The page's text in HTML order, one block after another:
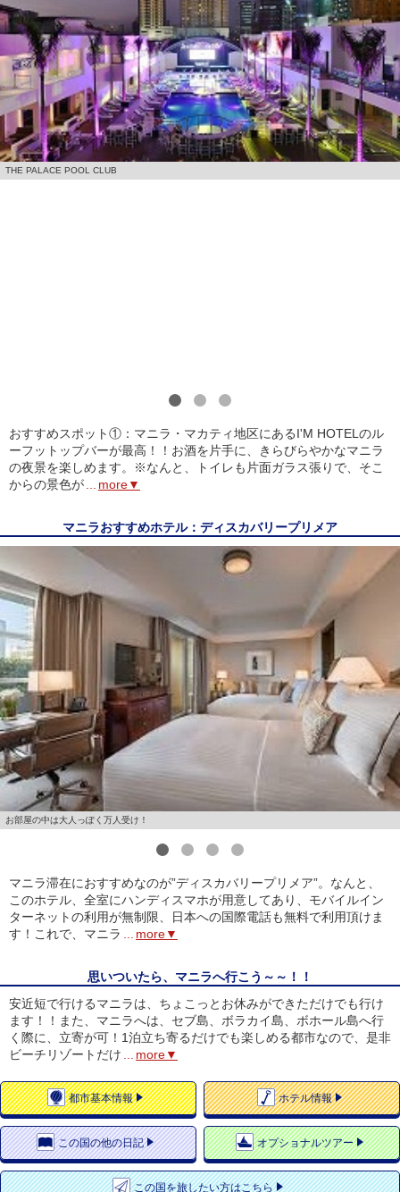
THE PALACE POOL CLUB
おすすめスポット①：マニラ・マカティ地区にあるI'M HOTELのル
ーフットップバーが最高！！お酒を片手に、きらびらやかなマニラ
の夜景を楽しめます。※なんと、トイレも片面ガラス張りで、そこ
からの景色が... more▼
マニラおすすめホテル：ディスカバリープリメア
お部屋の中は大人っぽく万人受け！
マニラ滞在におすすめなのが”ディスカバリープリメア”。なんと、
このホテル、全室にハンディスマホが用意してあり、モバイルイン
ターネットの利用が無制限、日本への国際電話も無料で利用頂けま
す！これで、マニラ ... more▼
思いついたら、マニラへ行こう～～！！
安近短で行けるマニラは、ちょこっとお休みができただけでも行け
ます！！また、マニラへは、セブ島、ボラカイ島、ボホール島へ行
く際に、立寄が可！1泊立ち寄るだけでも楽しめる都市なので、是非
ビーチリゾートだけ ... more▼
都市基本情報 ホテル情報
この国の他の日記 オプショナルツアー
この国を旅したい方はこちら